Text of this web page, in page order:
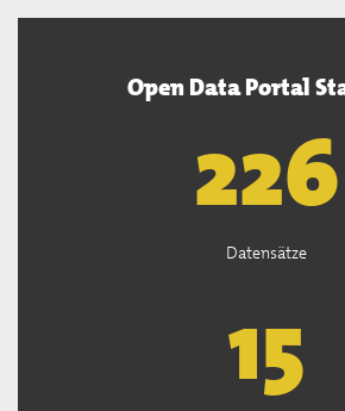
Open Data Portal
226
Datensätze
15